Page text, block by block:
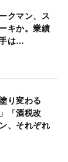
クマン、ス
キか。業績
は…
り変わる
「酒税改
、それぞれ